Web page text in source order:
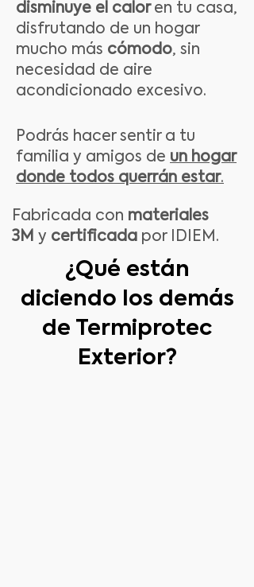
disminuye el calor en tu casa,
disfrutando de un hogar
mucho más cómodo, sin
necesidad de aire
acondicionado excesivo.
Podrás hacer sentir a tu
familia y amigos de un hogar
donde todos querrán estar.
Fabricada con materiales
3M y certificada por IDIEM.
¿Qué están
diciendo los demás
de Termiprotec
Exterior?